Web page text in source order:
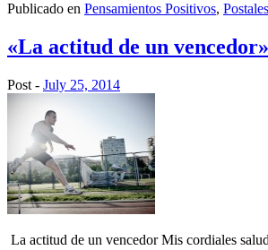
Publicado en Pensamientos Positivos, Postales
«La actitud de un vencedor»
Post - July 25, 2014
La actitud de un vencedor Mis cordiales